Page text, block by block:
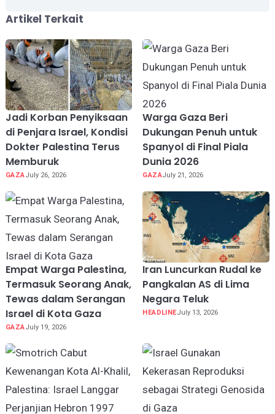
Artikel Terkait
Jadi Korban Penyiksaan
di Penjara Israel, Kondisi
Dokter Palestina Terus
Memburuk
GAZAJuly 26, 2026
Warga Gaza Beri
Dukungan Penuh untuk
Spanyol di Final Piala
Dunia 2026
GAZAJuly 21, 2026
Empat Warga Palestina,
Termasuk Seorang Anak,
Tewas dalam Serangan
Israel di Kota Gaza
GAZAJuly 19, 2026
Iran Luncurkan Rudal ke
Pangkalan AS di Lima
Negara Teluk
HEADLINEJuly 13, 2026